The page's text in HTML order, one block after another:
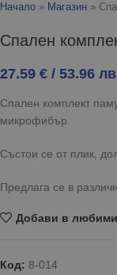
Начало » Магазин »
Спален
27.59 € / 53.96
Спален комплект
микрофибър.
Състои се от плик,
Предлага се в
Добави в любими
Код: 8-014